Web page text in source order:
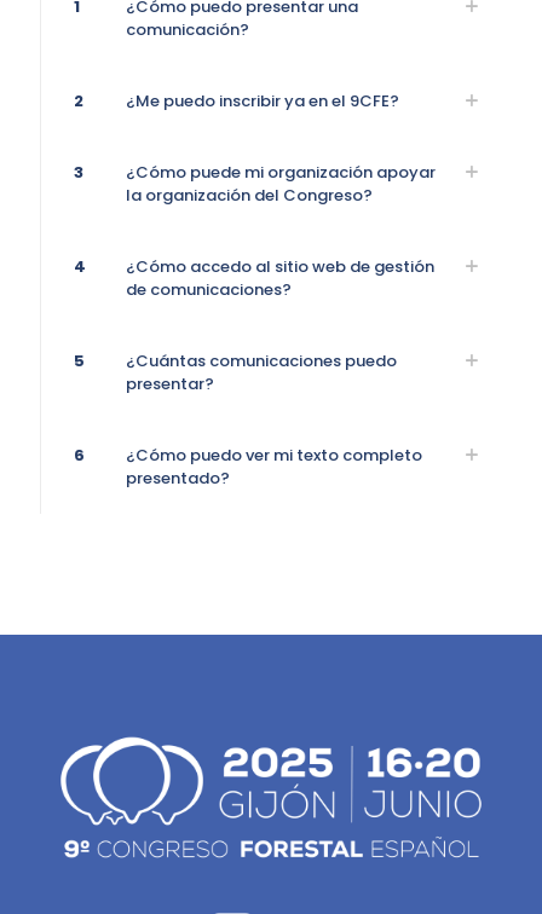
1
¿Cómo puedo presentar una
comunicación?
2 ¿Me puedo inscribir ya en el 9CFE?
3
¿Cómo puede mi organización apoyar
la organización del Congreso?
4
¿Cómo accedo al sitio web de gestión
de comunicaciones?
5
¿Cuántas comunicaciones puedo
presentar?
6
¿Cómo puedo ver mi texto completo
presentado?